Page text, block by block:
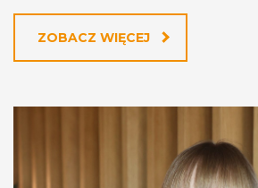
ZOBACZ WIĘCEJ